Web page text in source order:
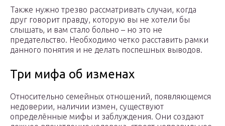
Также нужно трезво рассматривать случаи, когда
друг говорит правду, которую вы не хотели бы
слышать, и вам стало больно – но это не
предательство. Необходимо четко расставить рамки
данного понятия и не делать поспешных выводов.
Три мифа об изменах
Относительно семейных отношений, появляющемся
недоверии, наличии измен, существуют
определённые мифы и заблуждения. Они создают